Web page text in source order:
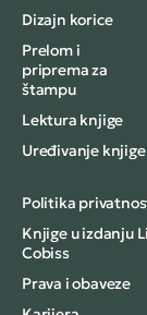
Dizajn korice
Prelom i
priprema za
štampu
Lektura knjige
Uređivanje knjige
Politika
Knjige u izdanju
Cobiss
Prava i obaveze